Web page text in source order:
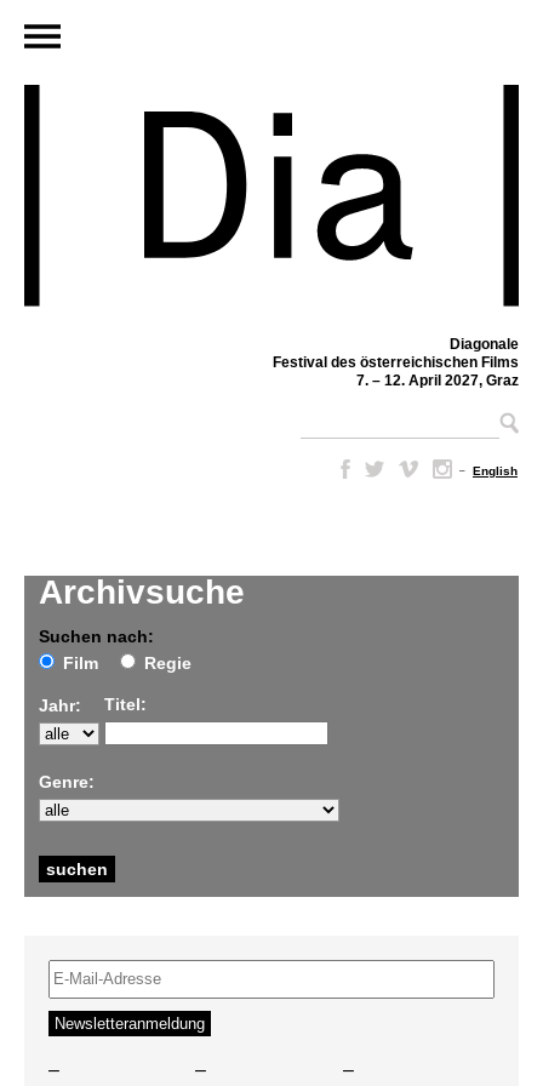
Diagonale
Festival des österreichischen Films
7. – 12. April 2027, Graz
– English
Archivsuche
Suchen nach:
Film
Regie
Jahr: Titel:
Genre:
– – –